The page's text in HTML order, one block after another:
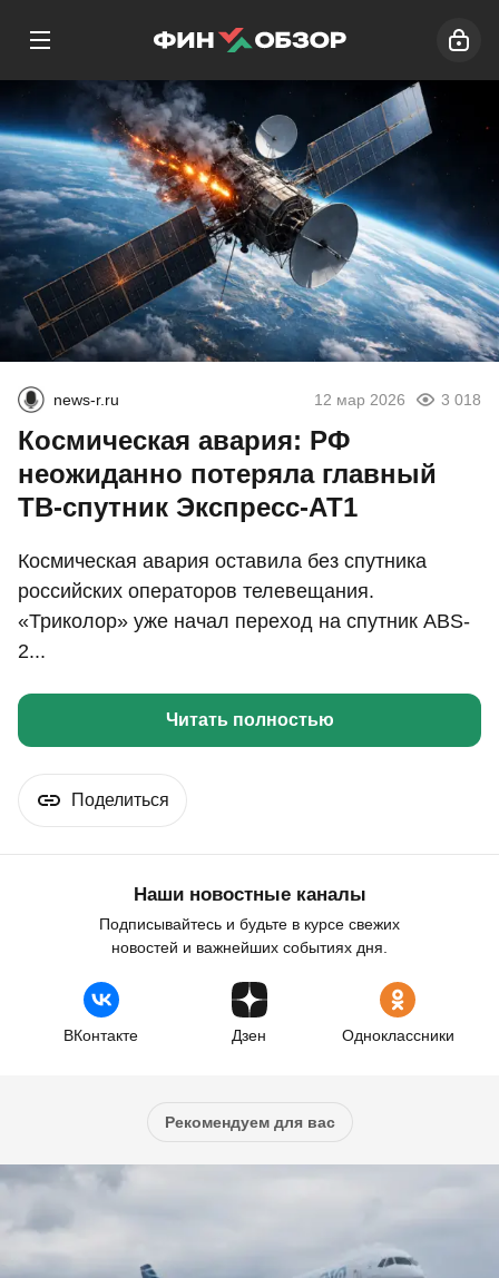
news-r.ru 12 мар 2026 3 018
Космическая авария: РФ
неожиданно потеряла главный
ТВ-спутник Экспресс-АТ1
Космическая авария оставила без спутника
российских операторов телевещания.
«Триколор» уже начал переход на спутник ABS-
2...
Читать полностью
Поделиться
Наши новостные каналы
Подписывайтесь и будьте в курсе свежих
новостей и важнейших событиях дня.
ВКонтакте Дзен Одноклассники
Рекомендуем для вас